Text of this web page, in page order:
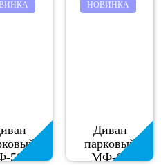
58.2
НОВИНКА
Диван
парковый
МФ-61